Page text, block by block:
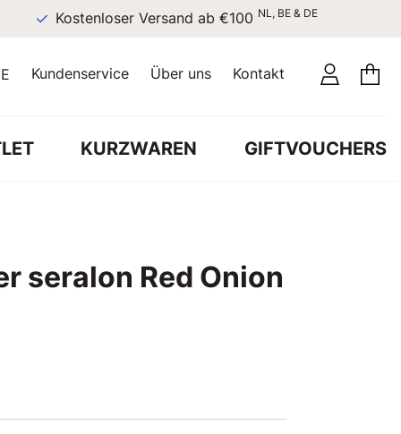
Kostenloser Versand ab €100NL, BE & DE
Kundenservice Über uns Kontakt
KURZWAREN GIFTVOUCHERS
seralon Red Onion